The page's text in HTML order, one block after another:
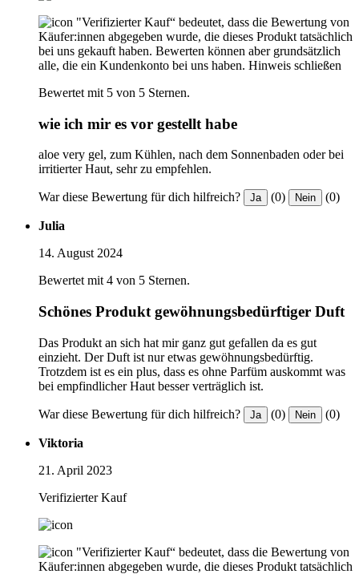
"Verifizierter Kauf“ bedeutet, dass die Bewertung von
Käufer:innen abgegeben wurde, die dieses Produkt tatsächlich
bei uns gekauft haben. Bewerten können aber grundsätzlich
alle, die ein Kundenkonto bei uns haben. Hinweis schließen
Bewertet mit 5 von 5 Sternen.
wie ich mir es vor gestellt habe
aloe very gel, zum Kühlen, nach dem Sonnenbaden oder bei
irritierter Haut, sehr zu empfehlen.
War diese Bewertung für dich hilfreich? Ja (0) Nein (0)
Julia
14. August 2024
Bewertet mit 4 von 5 Sternen.
Schönes Produkt gewöhnungsbedürftiger Duft
Das Produkt an sich hat mir ganz gut gefallen da es gut
einzieht. Der Duft ist nur etwas gewöhnungsbedürftig.
Trotzdem ist es ein plus, dass es ohne Parfüm auskommt was
bei empfindlicher Haut besser verträglich ist.
War diese Bewertung für dich hilfreich? Ja (0) Nein (0)
Viktoria
21. April 2023
Verifizierter Kauf
"Verifizierter Kauf“ bedeutet, dass die Bewertung von
Käufer:innen abgegeben wurde, die dieses Produkt tatsächlich